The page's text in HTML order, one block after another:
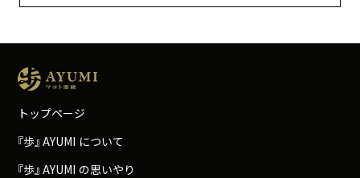
トップページ
『歩』AYUMI について
『歩』AYUMI の思いやり